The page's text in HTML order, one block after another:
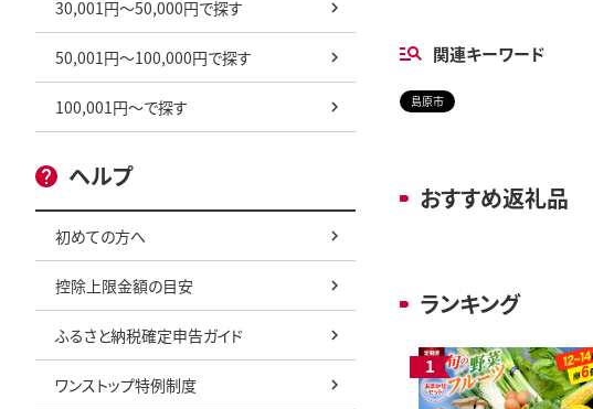
30,001円～50,000円で探す
50,001円～100,000円で探す
100,001円～で探す
ヘルプ
初めての方へ
控除上限金額の目安
ふるさと納税確定申告ガイド
ワンストップ特例制度
関連キーワード
島原市
おすすめ返礼品
ランキング